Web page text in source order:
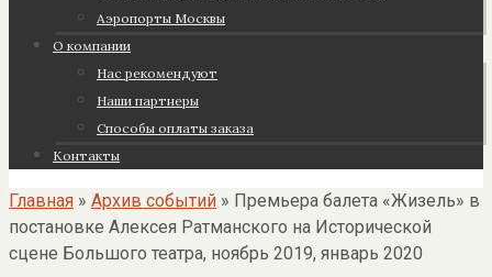
Аэропорты Москвы
О компании
Нас рекомендуют
Наши партнеры
Cпособы оплаты заказа
Контакты
Главная » Архив событий » Премьера балета «Жизель» в
постановке Алексея Ратманского на Исторической
сцене Большого театра, ноябрь 2019, январь 2020